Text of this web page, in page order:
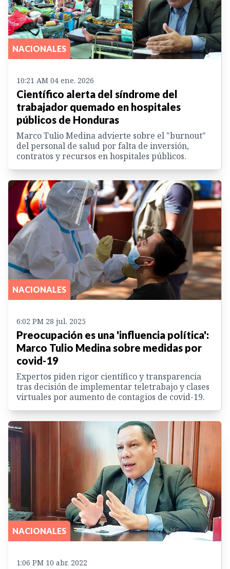
NACIONALES
10:21 AM 04 ene. 2026
Científico alerta del síndrome del
trabajador quemado en hospitales
públicos de Honduras
Marco Tulio Medina advierte sobre el "burnout"
del personal de salud por falta de inversión,
contratos y recursos en hospitales públicos.
NACIONALES
6:02 PM 28 jul. 2025
Preocupación es una 'influencia política':
Marco Tulio Medina sobre medidas por
covid-19
Expertos piden rigor científico y transparencia
tras decisión de implementar teletrabajo y clases
virtuales por aumento de contagios de covid-19.
NACIONALES
1:06 PM 10 abr. 2022